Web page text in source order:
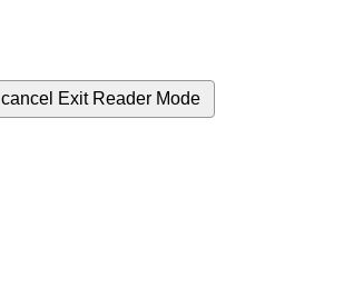
cancel Exit Reader Mode